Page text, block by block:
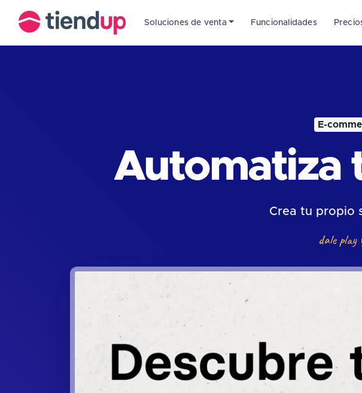
Soluciones de venta Funcionalidades
E-
Automatiza
Crea tu propio
dale play